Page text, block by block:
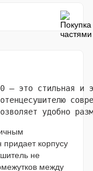
– это стильная
корпусу
не
между